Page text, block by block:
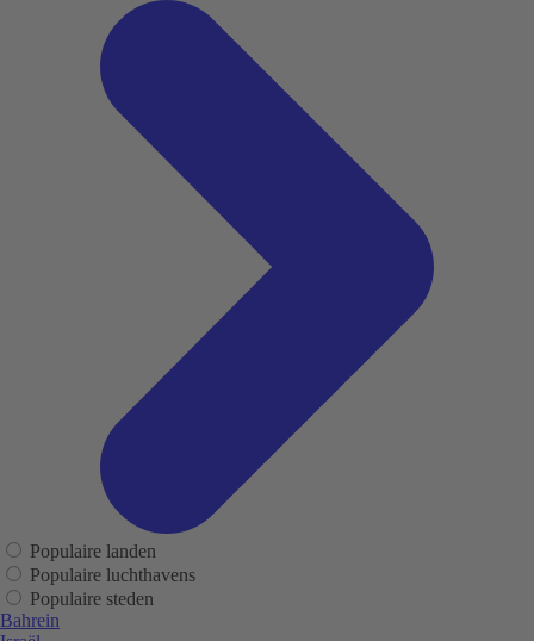
Populaire landen
Populaire luchthavens
Populaire steden
Bahrein